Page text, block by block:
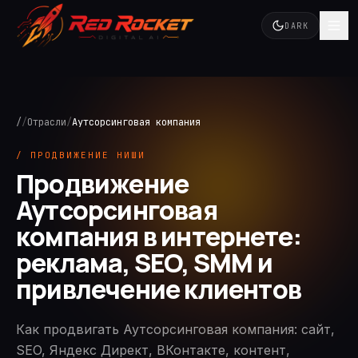
DARK
//Отрасли/Аутсорсинговая компания
/ ПРОДВИЖЕНИЕ НИШИ
Продвижение
Аутсорсинговая
компания в интернете:
реклама, SEO, SMM и
привлечение клиентов
Как продвигать Аутсорсинговая компания: сайт,
SEO, Яндекс Директ, ВКонтакте, контент,